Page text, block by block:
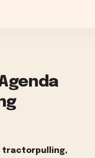
tractorpulling,